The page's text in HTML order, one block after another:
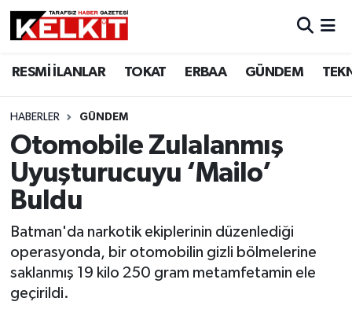
RESMİ İLANLAR TOKAT ERBAA GÜNDEM
HABERLER GÜNDEM
Otomobile Zulalanmış
Uyuşturucuyu ‘Mailo’
Buldu
Batman'da narkotik ekiplerinin düzenlediği
operasyonda, bir otomobilin gizli bölmelerine
saklanmış 19 kilo 250 gram metamfetamin ele
geçirildi.